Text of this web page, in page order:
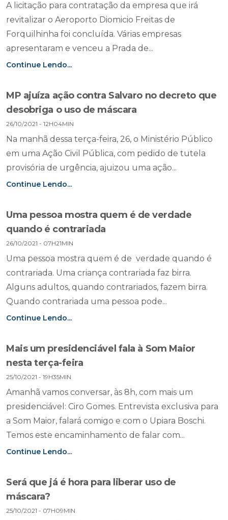
A licitação para contratação da empresa que irá
revitalizar o Aeroporto Diomicio Freitas de
Forquilhinha foi concluída. Várias empresas
apresentaram e venceu a Prada de...
Continue Lendo...
MP ajuíza ação contra Salvaro no decreto que
desobriga o uso de máscara
26/10/2021 - 12H04MIN
Na manhã dessa terça-feira, 26, o Ministério Público
em uma Ação Civil Pública, com pedido de tutela
provisória de urgência, ajuizou uma ação...
Continue Lendo...
Uma pessoa mostra quem é de verdade
quando é contrariada
26/10/2021 - 07H21MIN
Uma pessoa mostra quem é de verdade quando é
contrariada. Uma criança contrariada faz birra.
Alguns adultos, quando contrariados, fazem birra.
Quando contrariada uma pessoa pode...
Continue Lendo...
Mais um presidenciável fala à Som Maior
nesta terça-feira
25/10/2021 - 19H35MIN
Amanhã vamos conversar, às 8h, com mais um
presidenciável: Ciro Gomes. Entrevista exclusiva para
a Som Maior, falará comigo e com o Upiara Boschi.
Temos este encaminhamento de falar com...
Continue Lendo...
Será que já é hora para liberar uso de
máscara?
25/10/2021 - 07H09MIN